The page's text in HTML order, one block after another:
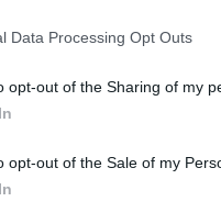
Data Processing Opt Outs
opt-out of the Sharing of my
opt-out of the Sale of my
suport, amb
les noves
Un problema és
massa pes de la dita
consideri una